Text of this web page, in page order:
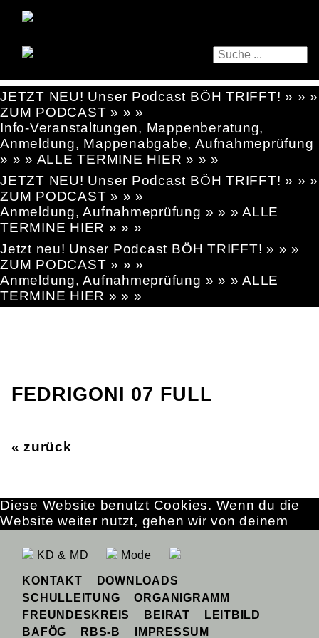
JETZT NEU! Unser Podcast BÖH TRIFFT! » » »
ZUM PODCAST » » »
Info-Veranstaltungen, Mappenberatung,
Anmeldung, Mappenabgabe, Aufnahmeprüfung
» » » ALLE TERMINE HIER » » »
JETZT NEU! Unser Podcast BÖH TRIFFT! » » »
ZUM PODCAST » » »
Anmeldung, Aufnahmeprüfung » » » ALLE
TERMINE HIER » » »
Jetzt neu! Unser Podcast BÖH TRIFFT! » » »
ZUM PODCAST » » »
Anmeldung, Aufnahmeprüfung » » » ALLE
TERMINE HIER » » »
FEDRIGONI 07 FULL
« zurück
KD & MD Mode
KONTAKT
DOWNLOADS
SCHULLEITUNG
ORGANIGRAMM
FREUNDESKREIS
BEIRAT
LEITBILD
BAFÖG
RBS-B IMPRESSUM
Diese Website benutzt Cookies. Wenn du die
Website weiter nutzt, gehen wir von deinem